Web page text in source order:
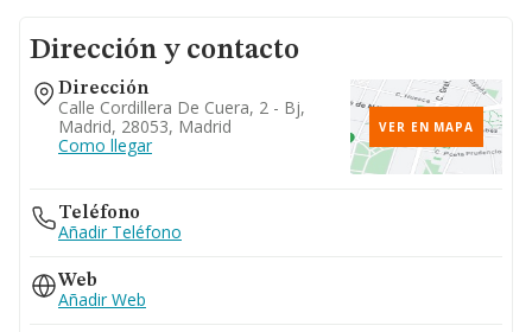
Dirección y contacto
Dirección
Calle Cordillera De Cuera, 2 - Bj,
Madrid, 28053, Madrid
Como llegar
VER EN MAPA
Teléfono
Añadir Teléfono
Web
Añadir Web